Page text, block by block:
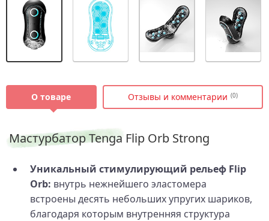
О товаре Отзывы и комментарии (0)
Мастурбатор Tenga Flip Orb Strong
Уникальный стимулирующий рельеф Flip
Orb: внутрь нежнейшего эластомера
встроены десять небольших упругих шариков,
благодаря которым внутренняя структура